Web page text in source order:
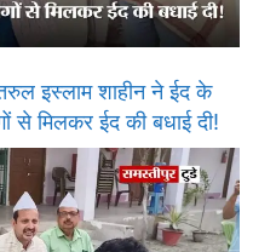
इस्लाम शाहीन ने ईद के
से मिलकर ईद की बधाई दी!